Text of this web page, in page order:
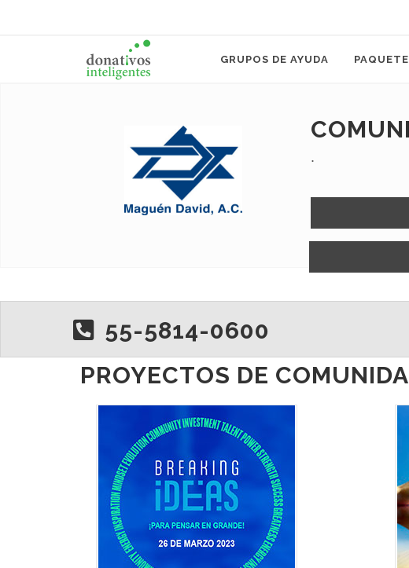
GRUPOS DE AYUDA
.
55-5814-0600
PROYECTOS DE